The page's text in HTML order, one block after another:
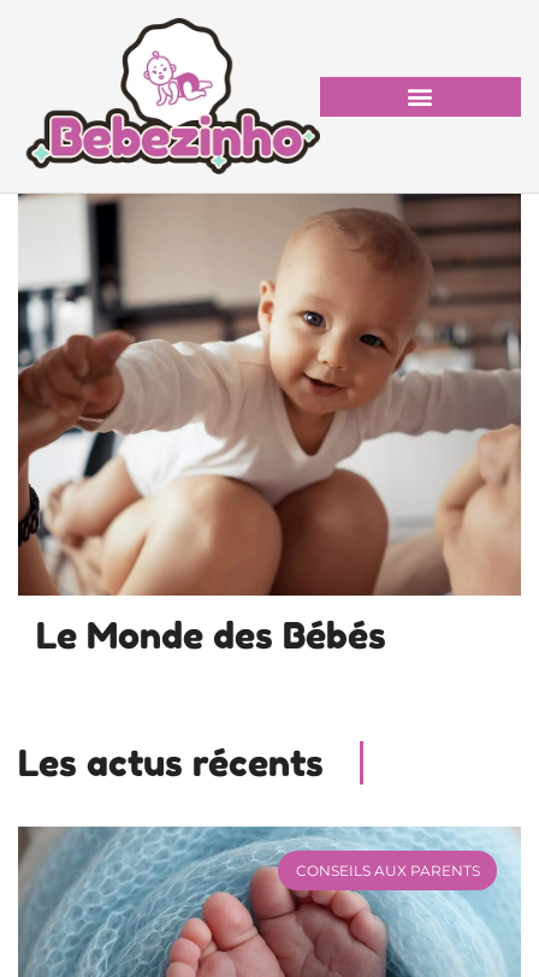
Le Monde des Bébés
Les actus récents
CONSEILS AUX PARENTS